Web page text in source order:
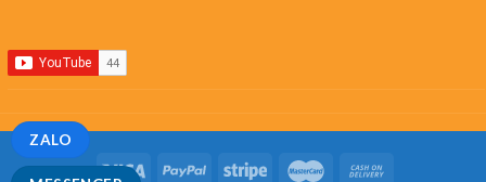
ZALO